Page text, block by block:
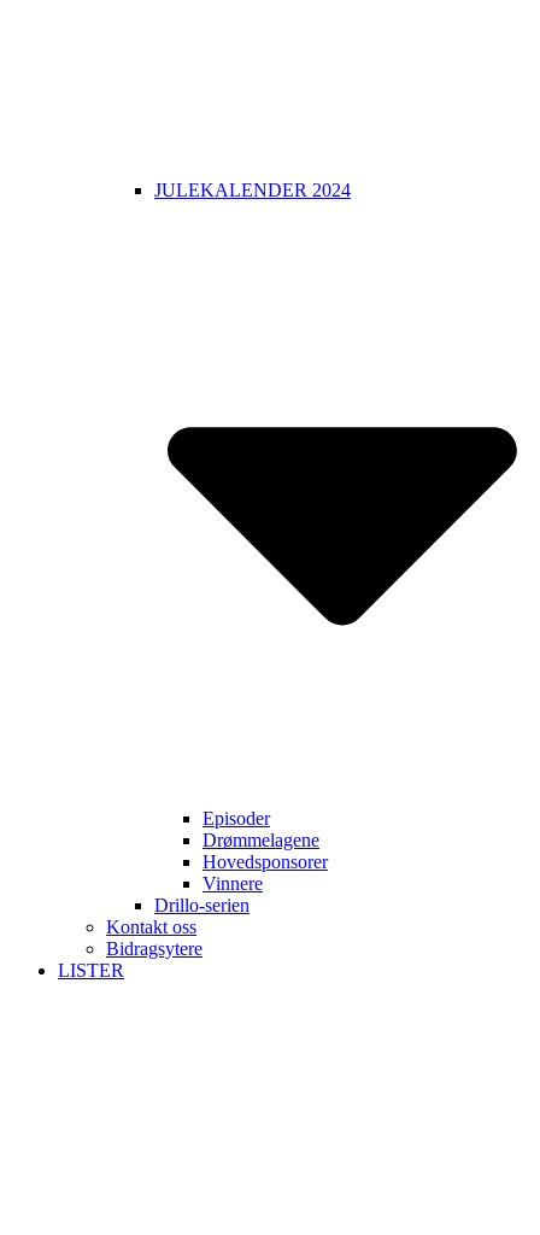
JULEKALENDER 2024
Episoder
Drømmelagene
Hovedsponsorer
Vinnere
Drillo-serien
Kontakt oss
Bidragsytere
LISTER